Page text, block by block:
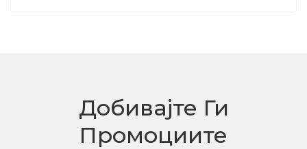
Добивајте Ги
Промоциите